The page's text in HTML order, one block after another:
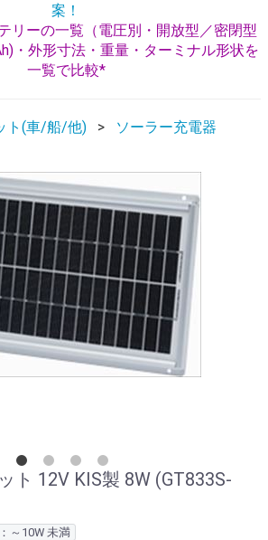
案！
リーの一覧（電圧別・開放型／密閉型
・外形寸法・重量・ターミナル形状を
一覧で比較*
ト(車/船/他) ソーラー充電器
ト 12V KIS製 8W (GT833S-
～10W 未満